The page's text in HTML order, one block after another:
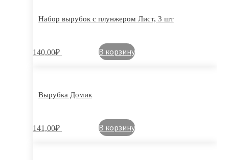
Набор вырубок с плунжером Лист, 3 шт
140,00₽ В корзину
Вырубка Домик
141,00₽ В корзину